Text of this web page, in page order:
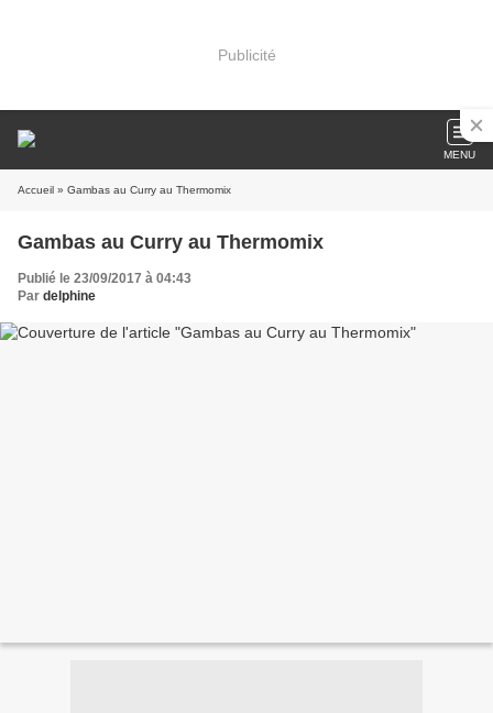
Publicité
MENU
Accueil » Gambas au Curry au Thermomix
Gambas au Curry au Thermomix
Publié le 23/09/2017 à 04:43
Par delphine